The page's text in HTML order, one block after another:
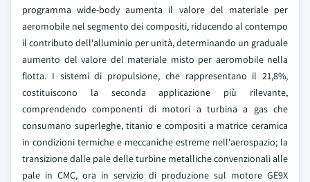
programma wide-body aumenta il valore del materiale per
aeromobile nel segmento dei compositi, riducendo al contempo
il contributo dell'alluminio per unità, determinando un graduale
aumento del valore del materiale misto per aeromobile nella
flotta. I sistemi di propulsione, che rappresentano il 21,8%,
costituiscono la seconda applicazione più rilevante,
comprendendo componenti di motori a turbina a gas che
consumano superleghe, titanio e compositi a matrice ceramica
in condizioni termiche e meccaniche estreme nell'aerospazio; la
transizione dalle pale delle turbine metalliche convenzionali alle
pale in CMC, ora in servizio di produzione sul motore GE9X